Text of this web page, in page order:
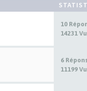
10
14231
6
11199